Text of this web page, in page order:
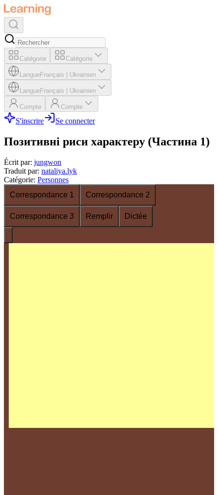
Catégorie Catégorie
LangueFrançais Ukrainien
LangueFrançais Ukrainien
Compte Compte
S'inscrire Se connecter
Позитивні риси характеру (Частина 1)
Écrit par: jungwon
Traduit par: nataliya.lyk
Catégorie: Personnes
Correspondance 1
Correspondance 2
Correspondance 3 Remplir Dictée